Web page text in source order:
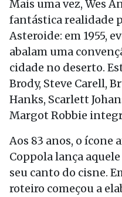
Mais uma vez, Wes
fantástica realidade
Asteroide: em 1955,
abalam uma
cidade no deserto.
Brody, Steve Carell,
Hanks, Scarlett
Margot Robbie
Aos 83 anos, o ícone
Coppola lança
seu canto do cisne.
roteiro começou a